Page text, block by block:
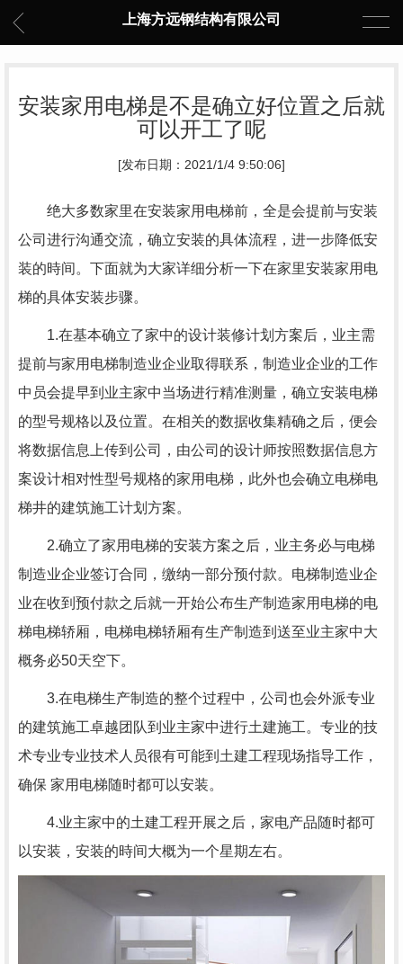
上海方远钢结构有限公司
安装家用电梯是不是确立好位置之后就
可以开工了呢
[发布日期：2021/1/4 9:50:06]
绝大多数家里在安装家用电梯前，全是会提前与安装
公司进行沟通交流，确立安装的具体流程，进一步降低安
装的時间。下面就为大家详细分析一下在家里安装家用电
梯的具体安装步骤。
1.在基本确立了家中的设计装修计划方案后，业主需
提前与家用电梯制造业企业取得联系，制造业企业的工作
中员会提早到业主家中当场进行精准测量，确立安装电梯
的型号规格以及位置。在相关的数据收集精确之后，便会
将数据信息上传到公司，由公司的设计师按照数据信息方
案设计相对性型号规格的家用电梯，此外也会确立电梯电
梯井的建筑施工计划方案。
2.确立了家用电梯的安装方案之后，业主务必与电梯
制造业企业签订合同，缴纳一部分预付款。电梯制造业企
业在收到预付款之后就一开始公布生产制造家用电梯的电
梯电梯轿厢，电梯电梯轿厢有生产制造到送至业主家中大
概务必50天空下。
3.在电梯生产制造的整个过程中，公司也会外派专业
的建筑施工卓越团队到业主家中进行土建施工。专业的技
术专业专业技术人员很有可能到土建工程现场指导工作，
确保 家用电梯随时都可以安装。
4.业主家中的土建工程开展之后，家电产品随时都可
以安装，安装的時间大概为一个星期左右。